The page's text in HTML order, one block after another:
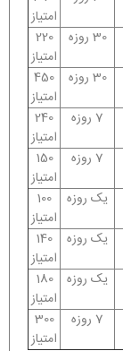
امتیاز
30 روزه
220
امتیاز
30 روزه
450
امتیاز
7 روزه
240
امتیاز
7 روزه
150
امتیاز
یک روزه
100
امتیاز
یک روزه
140
امتیاز
یک روزه
180
امتیاز
7 روزه
300
امتیاز